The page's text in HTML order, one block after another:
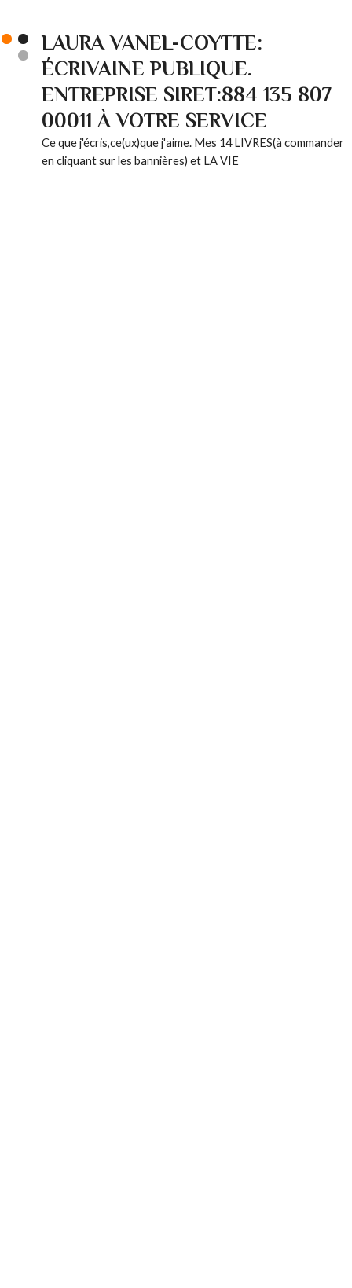
LAURA VANEL-COYTTE:
ÉCRIVAINE PUBLIQUE.
ENTREPRISE SIRET:884 135 807
00011 À VOTRE SERVICE
Ce que j'écris,ce(ux)que j'aime. Mes 14 LIVRES(à commander
en cliquant sur les bannières) et LA VIE